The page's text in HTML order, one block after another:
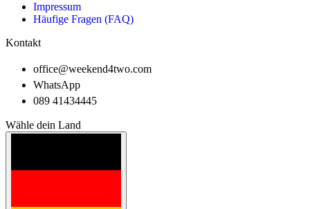
Impressum
Häufige Fragen (FAQ)
Kontakt
office@weekend4two.com
WhatsApp
089 41434445
Wähle dein Land